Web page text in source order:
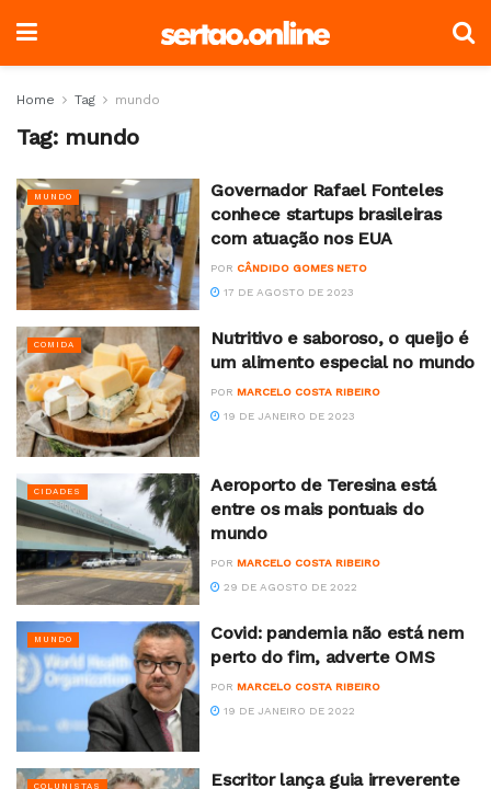
Home Tag mundo
Tag: mundo
MUNDO
Governador Rafael Fonteles
conhece startups brasileiras
com atuação nos EUA
POR CÂNDIDO GOMES NETO
17 DE AGOSTO DE 2023
COMIDA
Nutritivo e saboroso, o queijo é
um alimento especial no mundo
POR MARCELO COSTA RIBEIRO
19 DE JANEIRO DE 2023
CIDADES
Aeroporto de Teresina está
entre os mais pontuais do
mundo
POR MARCELO COSTA RIBEIRO
29 DE AGOSTO DE 2022
MUNDO
Covid: pandemia não está nem
perto do fim, adverte OMS
POR MARCELO COSTA RIBEIRO
19 DE JANEIRO DE 2022
COLUNISTAS
Escritor lança guia irreverente